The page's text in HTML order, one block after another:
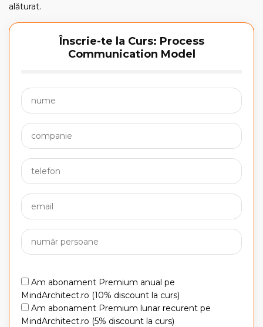
alăturat.
Înscrie-te la Curs: Process
Communication Model
Am abonament Premium anual pe
MindArchitect.ro (10% discount la curs)
Am abonament Premium lunar recurent pe
MindArchitect.ro (5% discount la curs)